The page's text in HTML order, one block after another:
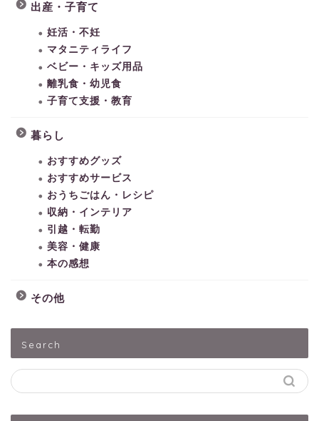
出産・子育て
妊活・不妊
マタニティライフ
ベビー・キッズ用品
離乳食・幼児食
子育て支援・教育
暮らし
おすすめグッズ
おすすめサービス
おうちごはん・レシピ
収納・インテリア
引越・転勤
美容・健康
本の感想
その他
Search